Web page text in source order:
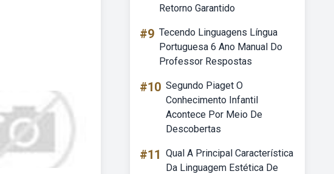
Retorno Garantido
#9 Tecendo Linguagens Língua
Portuguesa 6 Ano Manual Do
Professor Respostas
#10 Segundo Piaget O
Conhecimento Infantil
Acontece Por Meio De
Descobertas
#11 Qual A Principal Característica
Da Linguagem Estética De